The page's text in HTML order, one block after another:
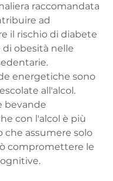
raccomandata
ad
il rischio di diabete
di obesità nelle
energetiche sono
all'alcol.
bevande
con l'alcol è più
che assumere solo
compromettere le